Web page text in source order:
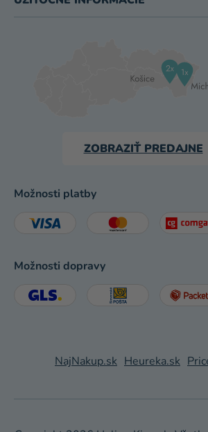
ZOBRAZIŤ PREDAJNE
Možnosti platby
Možnosti dopravy
NajNakup.sk Heureka.sk